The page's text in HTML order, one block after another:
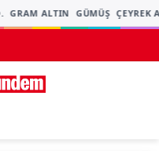
GRAM ALTIN GÜMÜŞ ÇEYREK